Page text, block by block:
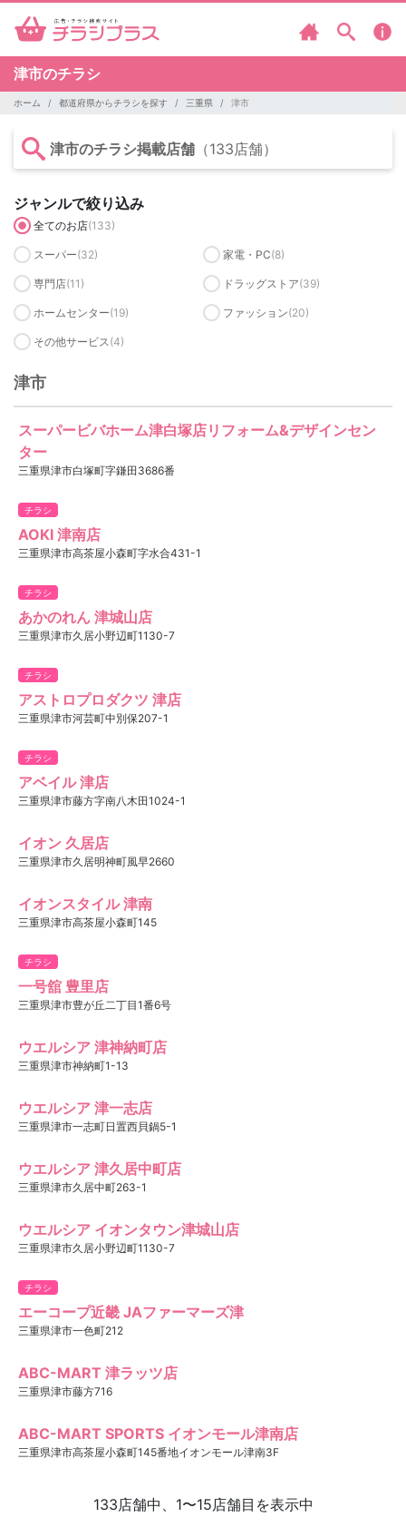
津市のチラシ
ホーム 都道府県からチラシを探す 三重県 津市
津市のチラシ掲載店舗 （133店舗）
ジャンルで絞り込み
全てのお店(133)
スーパー(32) 家電・PC(8)
専門店(11) ドラッグストア(39)
ホームセンター(19) ファッション(20)
その他サービス (4)
津市
スーパービバホーム津白塚店リフォーム&デザインセン
ター
三重県津市白塚町字鎌田3686番
チラシ
AOKI 津南店
三重県津市高茶屋小森町字水合431-1
チラシ
あかのれん 津城山店
三重県津市久居小野辺町1130-7
チラシ
アストロプロダクツ 津店
三重県津市河芸町中別保207-1
チラシ
アベイル 津店
三重県津市藤方字南八木田1024-1
イオン 久居店
三重県津市久居明神町風早2660
イオンスタイル 津南
三重県津市高茶屋小森町145
チラシ
一号舘 豊里店
三重県津市豊が丘二丁目1番6号
ウエルシア 津神納町店
三重県津市神納町1-13
ウエルシア 津一志店
三重県津市一志町日置西貝鍋5-1
ウエルシア 津久居中町店
三重県津市久居中町263-1
ウエルシア イオンタウン津城山店
三重県津市久居小野辺町1130-7
チラシ
エーコープ近畿 JAファーマーズ津
三重県津市一色町212
ABC-MART 津ラッツ店
三重県津市藤方716
ABC-MART SPORTS イオンモール津南店
三重県津市高茶屋小森町145番地イオンモール津南3F
133店舗中、1〜15店舗目を表示中